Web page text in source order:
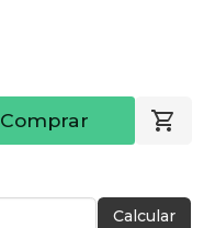
Comprar
Calcular